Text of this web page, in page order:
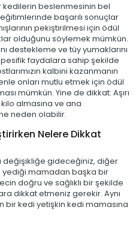
beslenmesinin bel
başarılı sonuçlar
pekiştirilmesi için ödül
olduğunu söylemek mümkün.
destekleme ve tüy yumaklarını
faydalara sahip şekilde
kalbini kazanmanın
onları mutlu etmek için ödül
mümkün. Yine de dikkat: Aşırı
almasına ve ana
neden olabilir.
Nelere Dikkat
değişikliğe gideceğiniz, diğer
yediği mamadan başka bir
doğru ve sağlıklı bir şekilde
dikkat etmeniz gerekir. Aynı
bir kedi yetişkin kedi mamasına